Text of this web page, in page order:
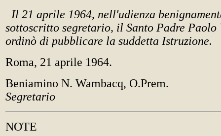
Il 21 aprile 1964, nell'udienza
sottoscritto segretario, il Santo Padre
ordinò di pubblicare la suddetta Istruzione.
Roma, 21 aprile 1964.
Beniamino N. Wambacq, O.Prem.
Segretario
NOTE